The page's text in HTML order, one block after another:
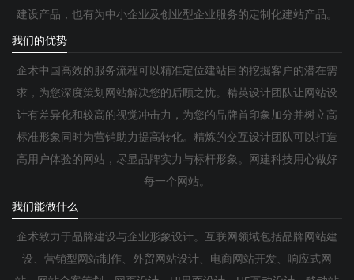
建设产品，也有为中小企业及创业型企业服务的定制化建站产品。
我们的优势
企术中国高效的服务流程可以精准定位建站目的挖掘客户的潜在需
求，为您深度策划网站解决您的后顾之忧。精英设计团队让网站设
计有差异化和较高的视觉冲击力，为您的品牌首印象加分并树立高
标准形象同时为营销助力提高转化。精炼的交互设计团队可以打造
高用户体验的网站，尽显品牌实力与标杆形象。网建科技用心做好
每一个网站。
我们能做什么
企术致力于品牌建设与企业形象设计。互联网领域包括品牌网站建
设、营销型网站制作、外贸网站设计、电商网站开发、响应式网